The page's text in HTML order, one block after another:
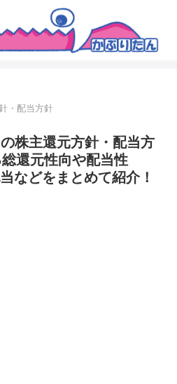
・配当方針
株主還元方針・配当方
還元性向や配当性
などをまとめて紹介！